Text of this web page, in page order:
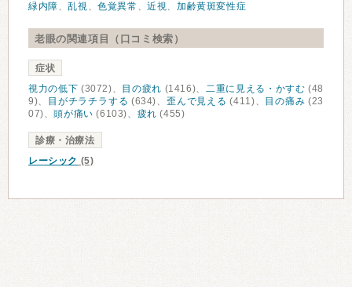
緑内障、乱視、色覚異常 、近視、加齢黄斑変性症
老眼の関連項目（口コミ検索）
症状
視力の低下 (3072)、 目の疲れ (1416)、 二重に見える・かすむ (48
9)、
目がチラチラする (634)、歪んで見える (411)、 目の痛み (23
07)、頭が痛い (6103)、 疲れ (455)
診療・治療法
レーシック (5)